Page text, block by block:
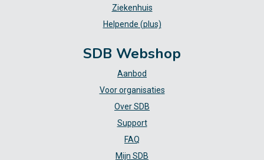
Ziekenhuis
Helpende (plus)
SDB Webshop
Aanbod
Voor organisaties
Over SDB
Support
FAQ
Mijn SDB